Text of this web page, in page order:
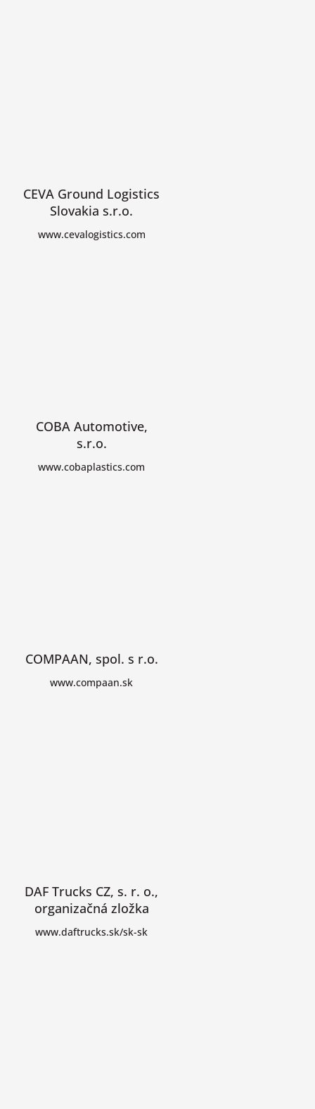
CEVA Ground Logistics
Slovakia s.r.o.
www.cevalogistics.com
COBA Automotive,
s.r.o.
www.cobaplastics.com
COMPAAN, spol. s r.o.
www.compaan.sk
DAF Trucks CZ, s. r. o.,
organizačná zložka
www.daftrucks.sk/sk-sk